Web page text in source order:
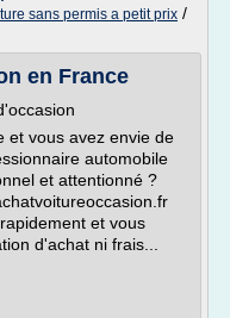
sans permis a petit prix /
en France
et vous avez envie de
automobile
et attentionné ?
et vous
d'achat ni frais...